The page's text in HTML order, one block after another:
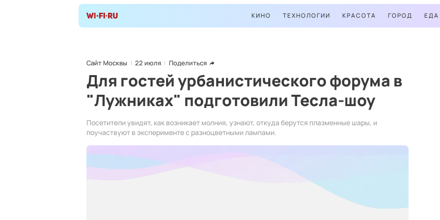
КИНО ТЕХНОЛОГИИ КРАСОТА ГОРОД ЕДА
Сайт Москвы 22 июля Поделиться
Для гостей урбанистического форума в
"Лужниках" подготовили Тесла-шоу
Посетители увидят, как возникает молния, узнают, откуда берутся плазменные шары, и
поучаствуют в эксперименте с разноцветными лампами.